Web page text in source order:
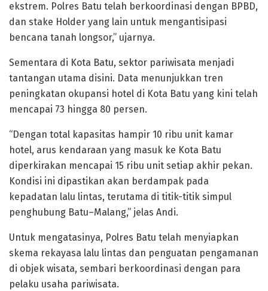
ekstrem. Polres Batu telah berkoordinasi dengan BPBD,
dan stake Holder yang lain untuk mengantisipasi
bencana tanah longsor,” ujarnya.
Sementara di Kota Batu, sektor pariwisata menjadi
tantangan utama disini. Data menunjukkan tren
peningkatan okupansi hotel di Kota Batu yang kini telah
mencapai 73 hingga 80 persen.
“Dengan total kapasitas hampir 10 ribu unit kamar
hotel, arus kendaraan yang masuk ke Kota Batu
diperkirakan mencapai 15 ribu unit setiap akhir pekan.
Kondisi ini dipastikan akan berdampak pada
kepadatan lalu lintas, terutama di titik-titik simpul
penghubung Batu–Malang,” jelas Andi.
Untuk mengatasinya, Polres Batu telah menyiapkan
skema rekayasa lalu lintas dan penguatan pengamanan
di objek wisata, sembari berkoordinasi dengan para
pelaku usaha pariwisata.